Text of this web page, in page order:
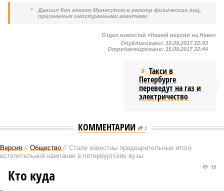
*
Даниил Кен внесен Минюстом в реестр физических лиц,
признанных иностранными агентами
Отдел новостей «Нашей версии на Неве»
Опубликовано: 15.09.2017 22:43
Отредактировано: 15.09.2017 22:44
Такси в
Петербурге
переведут на газ и
электричество
КОММЕНТАРИИ 0
Версия // Общество // Стали известны предварительные итоги
вступительной кампании в петербургские вузы
19
Кто куда